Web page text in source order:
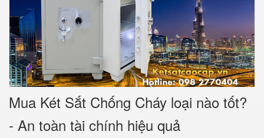
Mua Két Sắt Chống Cháy loại nào tốt?
- An toàn tài chính hiệu quả